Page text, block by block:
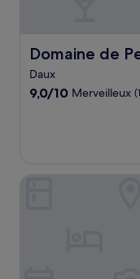
Domaine de
Domaine de
Daux
9.0
9,0/10 Merveilleux
Sure Hotel by Best